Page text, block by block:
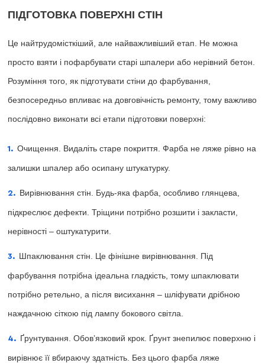
ПІДГОТОВКА ПОВЕРХНІ СТІН
Це найтрудомісткіший, але найважливіший етап. Не можна
просто взяти і пофарбувати старі шпалери або нерівний бетон.
Розуміння того, як підготувати стіни до фарбування,
безпосередньо впливає на довговічність ремонту, тому важливо
послідовно виконати всі етапи підготовки поверхні:
Очищення. Видаліть старе покриття. Фарба не ляже рівно на
залишки шпалер або осипану штукатурку.
Вирівнювання стін. Будь-яка фарба, особливо глянцева,
підкреслює дефекти. Тріщини потрібно розшити і закласти,
нерівності – оштукатурити.
Шпаклювання стін. Це фінішне вирівнювання. Під
фарбування потрібна ідеальна гладкість, тому шпаклювати
потрібно ретельно, а після висихання – шліфувати дрібною
наждачною сіткою під лампу бокового світла.
Ґрунтування. Обов’язковий крок. Ґрунт знепилює поверхню і
вирівнює її вбираючу здатність. Без цього фарба ляже